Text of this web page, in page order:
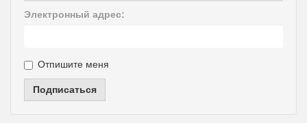
Электронный адрес:
Отпишите меня
Подписаться